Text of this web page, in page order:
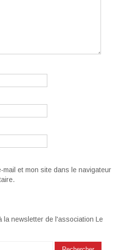
mail et mon site dans le navigateur
la newsletter de l'association Le